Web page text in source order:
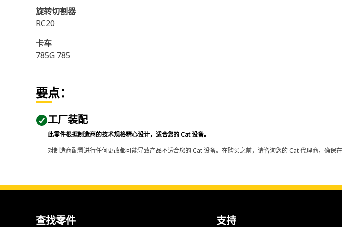
旋转切割器
RC20
卡车
785G 785
要点：
工厂装配
此零件根据制造商的技术规格精心设计，适合您的 Cat 设备。
对制造商配置进行任何更改都可能导致产品不适合您的 Cat 设备。在购买之前，请咨询您的 Cat 代理商，确保
查找零件 支持